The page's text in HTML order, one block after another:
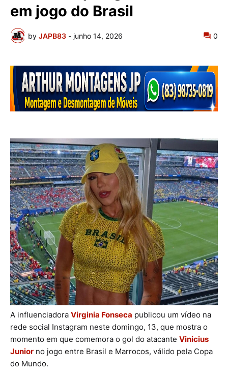
em jogo do Brasil
by JAPB83 - junho 14, 2026 0
A influenciadora Virginia Fonseca publicou um vídeo na
rede social Instagram neste domingo, 13, que mostra o
momento em que comemora o gol do atacante Vinicius
Junior no jogo entre Brasil e Marrocos, válido pela Copa
do Mundo.